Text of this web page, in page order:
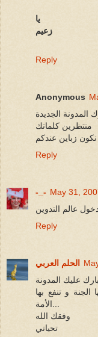
يا
زعيم
Reply
Anonymous
المدونة الجديدة
منتظرين كلماتك
Reply
-_- May 31,
عالم التدوين
Reply
الحلم العربي
عليك المدونة
و تنفع بها
وفقك الله
تحياتي